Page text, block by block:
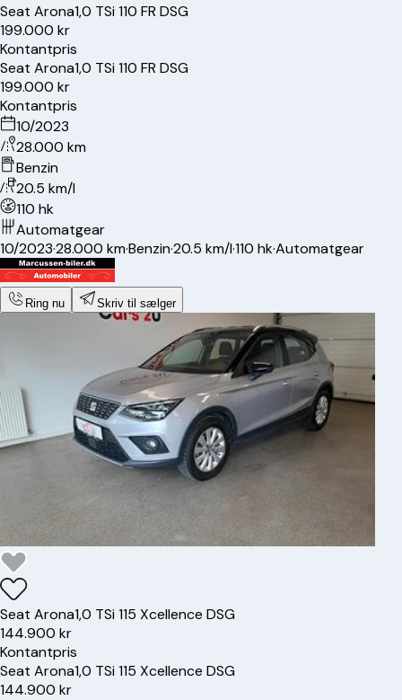
Seat Arona1,0 TSi 110 FR DSG
199.000 kr
Kontantpris
Seat Arona1,0 TSi 110 FR DSG
199.000 kr
Kontantpris
10/2023
28.000 km
Benzin
20.5 km/l
110 hk
Automatgear
10/2023·28.000 km·Benzin·20.5 km/l·110 hk·Automatgear
Ring nu Skriv til sælger
Seat Arona1,0 TSi 115 Xcellence DSG
144.900 kr
Kontantpris
Seat Arona1,0 TSi 115 Xcellence DSG
144.900 kr